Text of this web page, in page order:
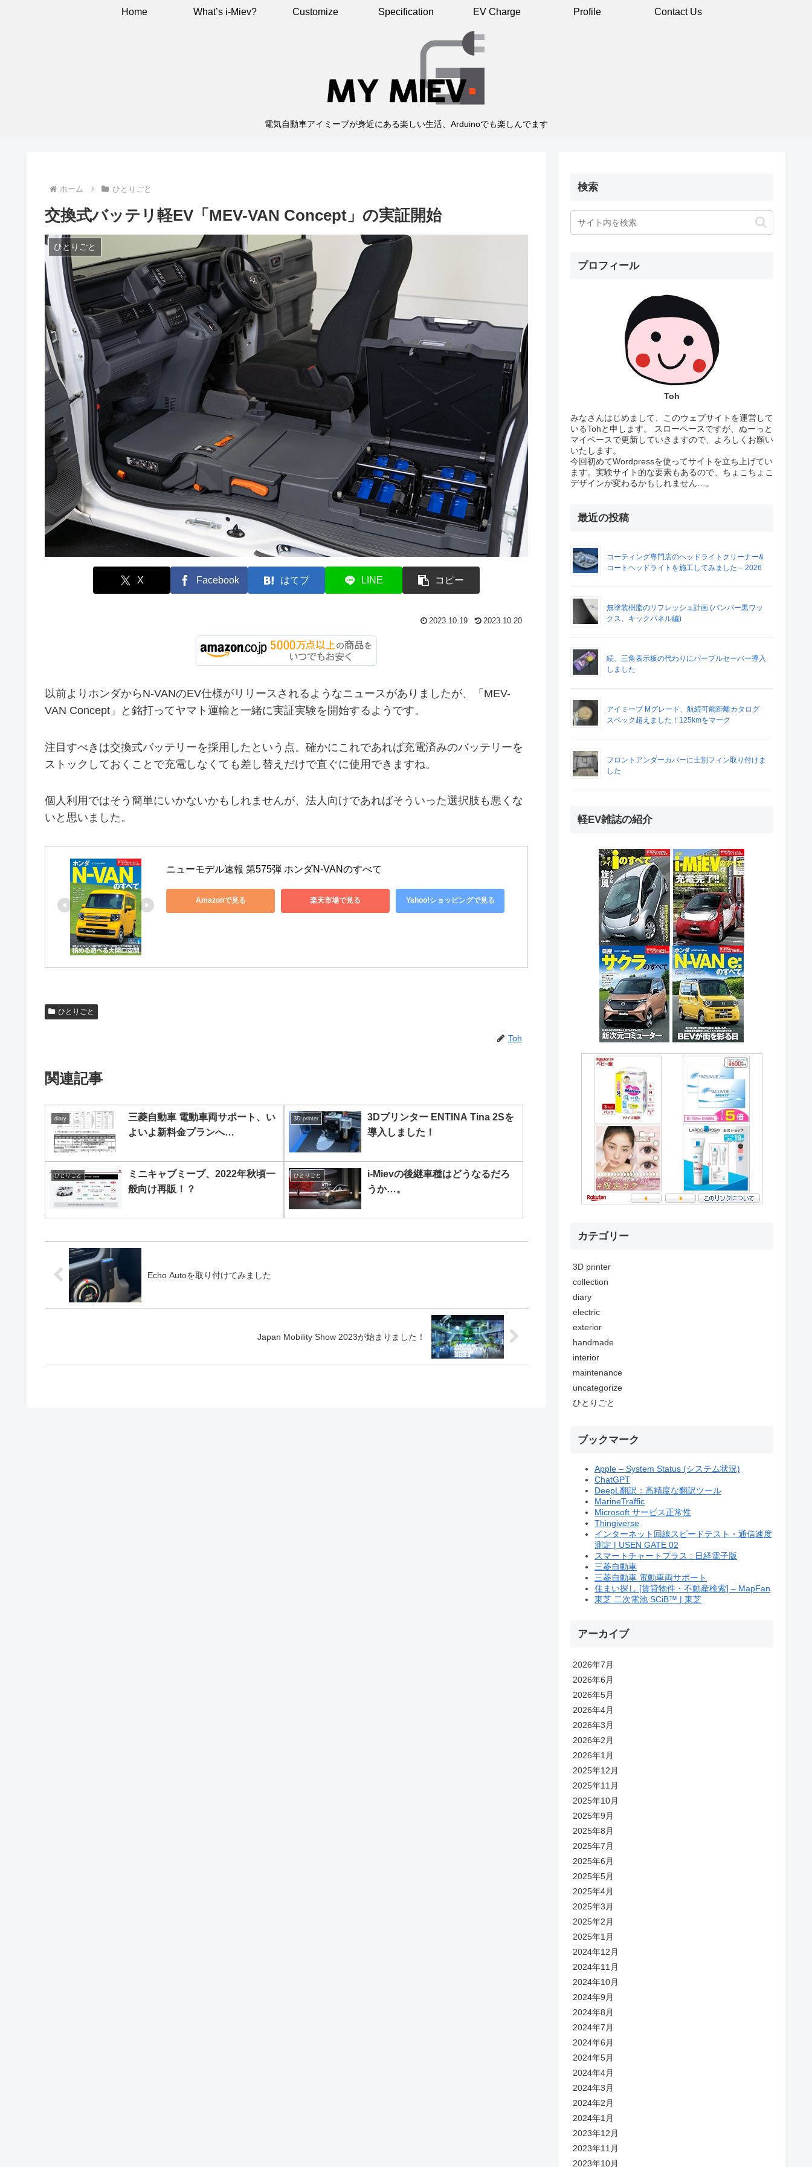
電気自動車アイミーブが身近にある楽しい生活、Arduinoでも楽しんでます
Home What’s i-Miev? Customize Specification EV Charge Profile Contact Us
ホーム ひとりごと
交換式バッテリ軽EV「MEV-VAN Concept」の実証開始
ひとりごと
X Facebook はてブ LINE コピー
2023.10.19 2023.10.20
以前よりホンダからN-VANのEV仕様がリリースされるようなニュースがありましたが、「MEV-
VAN Concept」と銘打ってヤマト運輸と一緒に実証実験を開始するようです。
注目すべきは交換式バッテリーを採用したという点。確かにこれであれば充電済みのバッテリーを
ストックしておくことで充電しなくても差し替えだけで直ぐに使用できますね。
個人利用ではそう簡単にいかないかもしれませんが、法人向けであればそういった選択肢も悪くな
いと思いました。
ニューモデル速報 第575弾 ホンダN-VANのすべて
Amazonで見る 楽天市場で見る Yahoo!ショッピングで見る
ひとりごと
Toh
関連記事
diary
三菱自動車 電動車両サポート、い
よいよ新料金プランへ…
3D printer
3Dプリンター ENTINA Tina 2Sを
導入しました！
ひとりごと
ミニキャブミーブ、2022年秋頃一
般向け再販！？
ひとりごと
i-Mievの後継車種はどうなるだろ
うか…。
Echo Autoを取り付けてみました
Japan Mobility Show 2023が始まりました！
検索
プロフィール
Toh
みなさんはじめまして、このウェブサイトを運営して
いるTohと申します。 スローペースですが、ぬーっと
マイペースで更新していきますので、よろしくお願い
いたします。
今回初めてWordpressを使ってサイトを立ち上げてい
ます。実験サイト的な要素もあるので、ちょこちょこ
デザインが変わるかもしれません…。
最近の投稿
コーティング専門店のヘッドライトクリーナー&
コートヘッドライトを施工してみました – 2026
無塗装樹脂のリフレッシュ計画 (バンパー黒ワッ
クス、キックパネル編)
続、三角表示板の代わりにパープルセーバー導入
しました
アイミーブ Mグレード、航続可能距離カタログ
スペック超えました！125kmをマーク
フロントアンダーカバーに士別フィン取り付けま
した
軽EV雑誌の紹介
カテゴリー
3D printer
collection
diary
electric
exterior
handmade
interior
maintenance
uncategorize
ひとりごと
ブックマーク
Apple – System Status (システム状況)
ChatGPT
DeepL翻訳：高精度な翻訳ツール
MarineTraffic
Microsoft サービス正常性
Thingiverse
インターネット回線スピードテスト・通信速度
測定 | USEN GATE 02
スマートチャートプラス : 日経電子版
三菱自動車
三菱自動車 電動車両サポート
住まい探し [賃貸物件・不動産検索] – MapFan
東芝 二次電池 SCiB™ | 東芝
アーカイブ
2026年7月
2026年6月
2026年5月
2026年4月
2026年3月
2026年2月
2026年1月
2025年12月
2025年11月
2025年10月
2025年9月
2025年8月
2025年7月
2025年6月
2025年5月
2025年4月
2025年3月
2025年2月
2025年1月
2024年12月
2024年11月
2024年10月
2024年9月
2024年8月
2024年7月
2024年6月
2024年5月
2024年4月
2024年3月
2024年2月
2024年1月
2023年12月
2023年11月
2023年10月